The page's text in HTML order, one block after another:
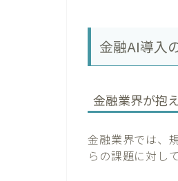
金融AI導入
金融業界が抱
金融業界では、
らの課題に対し